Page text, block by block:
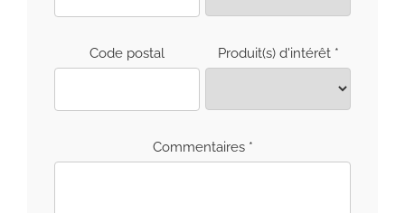
Code postal Produit(s) d'intérêt *
Commentaires *